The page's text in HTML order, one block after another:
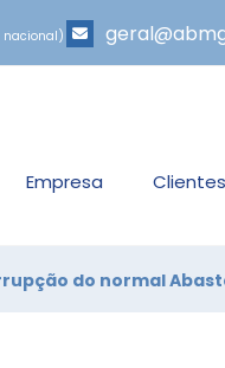
nacional)
Empresa Clientes
do normal